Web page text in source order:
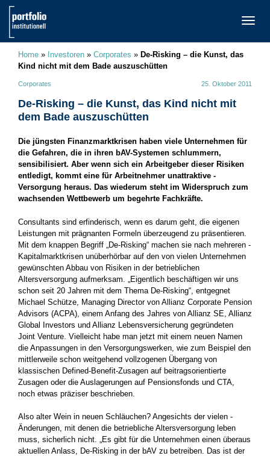
Home » Investoren » Corporates » De-Risking – die Kunst, das
Kind nicht mit dem Bade auszuschütten
Corporates 25. Oktober 2011
De-Risking – die Kunst, das Kind nicht mit
dem Bade auszuschütten
Die jüngsten Finanzmarktkrisen haben viele Unternehmen für
die Gefahren, die in ihren bAV-Systemen schlummern,
sensibilisiert. Aber wenn sich ein Arbeitgeber dieser Risiken
entledigt, kommt eine für Arbeitnehmer unattraktive ­
Versorgung heraus. Das wiederum steht im Widerspruch zum
wachsenden Wettbewerb um begehrte Fachkräfte.
Consultants sind erfinderisch, wenn es darum geht, die eigenen
Leistungen mit prägnanten Formeln überzeugend zu präsentieren.
Mit dem knappen Begriff „De-Risking“ machen sie nach mehreren ­
Kapitalmarktkrisen unüberhörbar auf den von vielen Unternehmen
gewünschten Abbau von Risiken in der betrieblichen
Altersversorgung aufmerksam. „Eigentlich beschäftigen wir uns
schon seit 20 ­Jahren mit dem Thema De-Risking“, entgegnet
Michael Schütze, ­Managing Director von Allianz Corporate Pension
Advisors (ACPA), ­einem Anfang des Jahres von Allianz SE, Allianz
Global Investors und Allianz Lebensversicherung gegründeten
Joint Venture. Vielleicht ­habe man jetzt mit einem neuen Namen
die Anpassungen in den ­Versorgungswerken, wie zum Beispiel den
mittlerweile schon ­weitgehend vollzogenen Übergang von
klassischen Defined-Benefit-Zusagen auf beitragsorientierte
Zusagen oder die Auslagerungen auf Pensionsfonds und CTA,
noch etwas präziser beschrieben.
Also alter Wein in neuen Schläuchen? Angesichts der vielen ­
Änderungen, mit denen die betriebliche Altersversorgung ­leben
muss, sicherlich nicht. „Es gibt für die Unternehmen einen überaus
­aktuellen Anlass, De-Risking in der bAV zu betreiben. Das ist der